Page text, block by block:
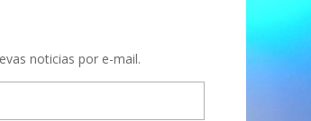
noticias por e-mail.